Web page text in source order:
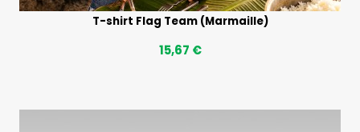
T-shirt Flag Team (Marmaille)
15,67 €